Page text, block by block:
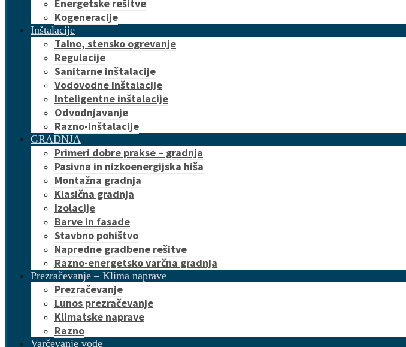
Energetske rešitve
Kogeneracije
Inštalacije
Talno, stensko ogrevanje
Regulacije
Sanitarne inštalacije
Vodovodne inštalacije
Inteligentne inštalacije
Odvodnjavanje
Razno-inštalacije
GRADNJA
Primeri dobre prakse – gradnja
Pasivna in nizkoenergijska hiša
Montažna gradnja
Klasična gradnja
Izolacije
Barve in fasade
Stavbno pohištvo
Napredne gradbene rešitve
Razno-energetsko varčna gradnja
Prezračevanje – Klima naprave
Prezračevanje
Lunos prezračevanje
Klimatske naprave
Razno
Varčevanje vode